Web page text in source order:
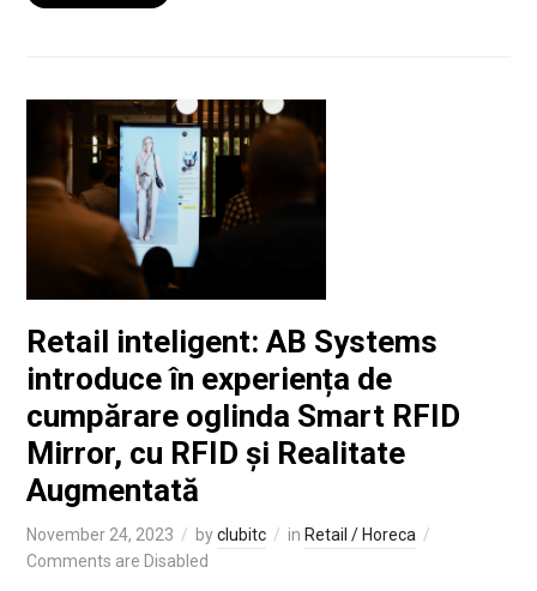
Retail inteligent: AB Systems
introduce în experiența de
cumpărare oglinda Smart RFID
Mirror, cu RFID și Realitate
Augmentată
November 24, 2023 byclubitc in Retail / Horeca
Comments are Disabled